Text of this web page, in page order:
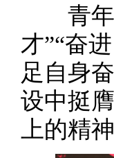
青年榜
才”“奋
足自身
设中挺
上的精